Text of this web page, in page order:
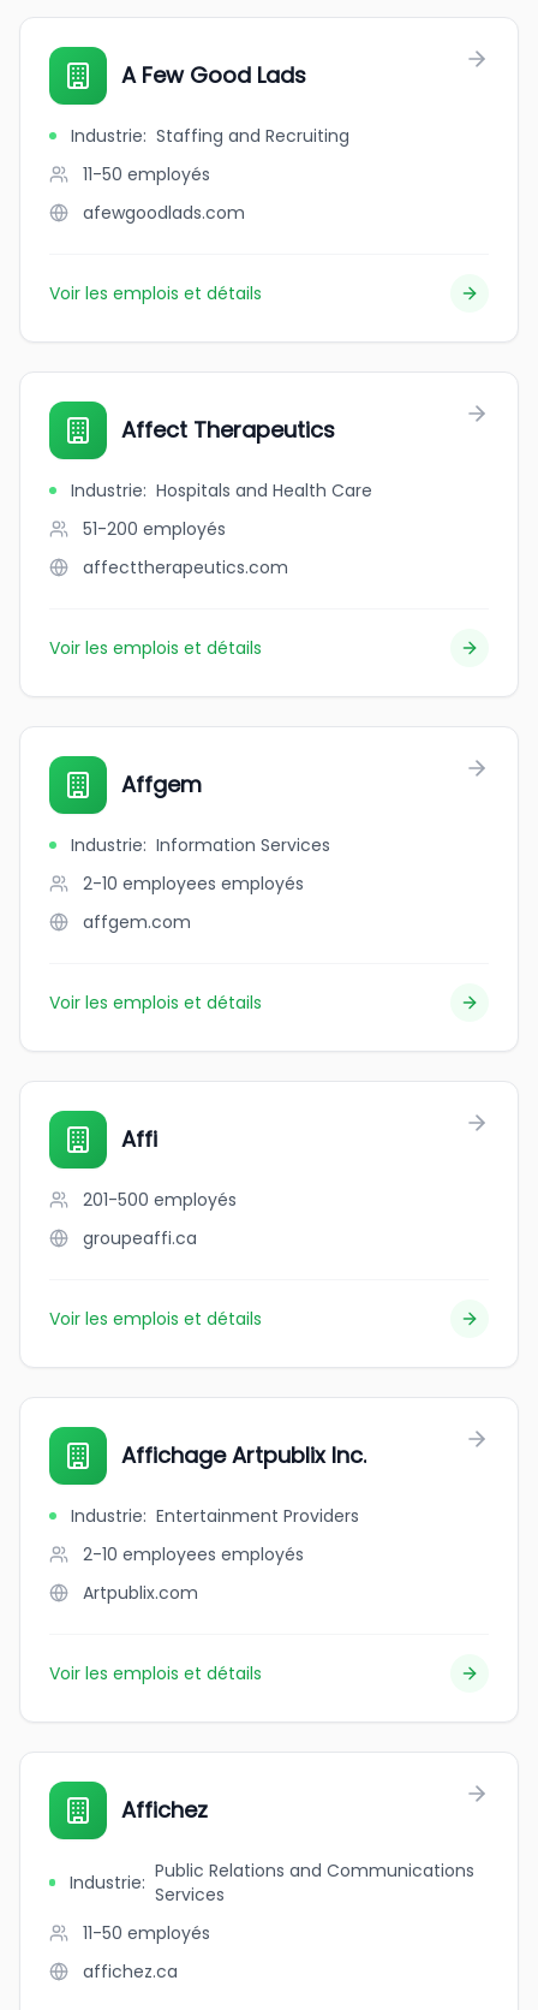
A Few Good Lads
Industrie: Staffing and Recruiting
11-50 employés
afewgoodlads.com
Voir les emplois et détails
Affect Therapeutics
Industrie: Hospitals and Health Care
51-200 employés
affecttherapeutics.com
Voir les emplois et détails
Affgem
Industrie: Information Services
2-10 employees employés
affgem.com
Voir les emplois et détails
Affi
201-500 employés
groupeaffi.ca
Voir les emplois et détails
Affichage Artpublix Inc.
Industrie: Entertainment Providers
2-10 employees employés
Artpublix.com
Voir les emplois et détails
Affichez
Industrie: Public Relations and Communications
Services
11-50 employés
affichez.ca